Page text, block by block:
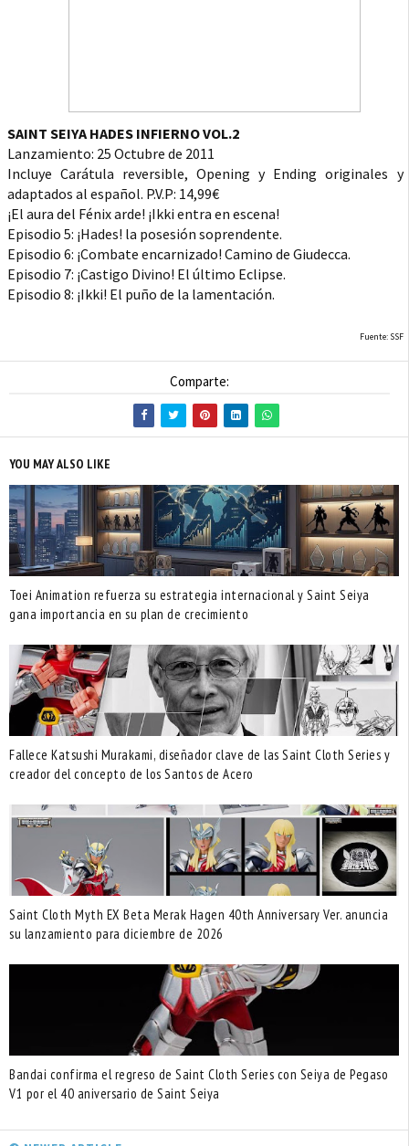
SAINT SEIYA HADES INFIERNO VOL.2
Lanzamiento: 25 Octubre de 2011
Incluye Carátula reversible, Opening y Ending originales y
adaptados al español. P.V.P: 14,99€
¡El aura del Fénix arde! ¡Ikki entra en escena!
Episodio 5: ¡Hades! la posesión soprendente.
Episodio 6: ¡Combate encarnizado! Camino de Giudecca.
Episodio 7: ¡Castigo Divino! El último Eclipse.
Episodio 8: ¡Ikki! El puño de la lamentación.
Fuente: SSF
Comparte:
YOU MAY ALSO LIKE
Toei Animation refuerza su estrategia internacional y Saint Seiya
gana importancia en su plan de crecimiento
Fallece Katsushi Murakami, diseñador clave de las Saint Cloth Series y
creador del concepto de los Santos de Acero
Saint Cloth Myth EX Beta Merak Hagen 40th Anniversary Ver. anuncia
su lanzamiento para diciembre de 2026
Bandai confirma el regreso de Saint Cloth Series con Seiya de Pegaso
V1 por el 40 aniversario de Saint Seiya